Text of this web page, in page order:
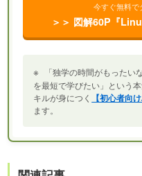
今すぐ無料で
＞＞ 図解60P『
※
「独学の時間がもった
を最短で学びたい」という
キルが身につく
【初心者向
ます。